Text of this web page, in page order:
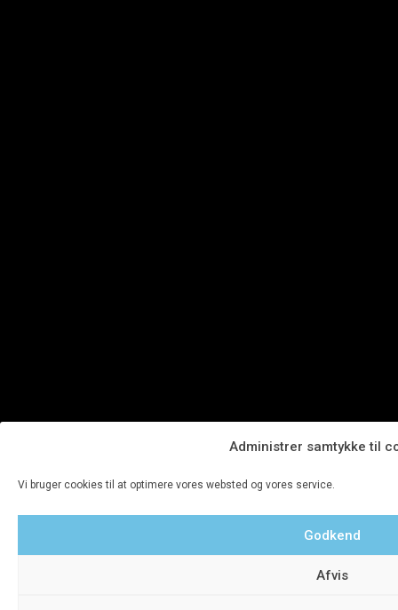
Administrer samtykke til
Vi bruger cookies til at optimere vores websted og vores service.
Godkend
Afvis